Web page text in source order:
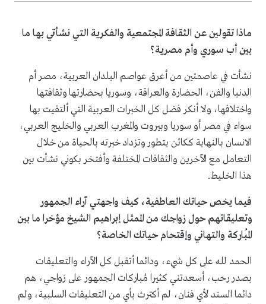
ماذا تقولين عن الثقافة المجتمعية والفكرية التي نشأتي بها ما
بين أب سوري وأم مصرية؟
نشأت في عاصمتين من أعرق عواصم البلدان العربية، مصر أم
الدنيا والفن، الحضارة والعراقة، وسوريا بحضارتها وثقافتها
واختلافها، ولا أنكر فضل كل الخبرات العربية التي ألتقيت بها
سواء في مصر أو سوريا وبيروت والمغرب العربي والخليج العربي،
الانسان بالنهاية ككائن يتطور وتزداد خبرته بالحياة من خلال
التعامل مع الآخرين والثقافات المختلفة وأفتخر بكوني نشأت بين
هذا الخليط.
فيما يخص حياتك العاطفية، كيف واجهتي آراء الجمهور
وتعليقاتهم حول زواجك من الممثل إبراهيم الشيخ مؤخرا ما بين
المُباركة والتهاني وإقتحام حياتك الخاصة؟
الحمد لله على كل شيء، ودائما أتقبل كل الآراء والتعليقات
بصدر رحب، أسعدتني كثيرا مُباركات الجمهور على زواجي، هم
دائما السند لأي فنان، لم أكترث بأي من التعليقات السلبية، ولم